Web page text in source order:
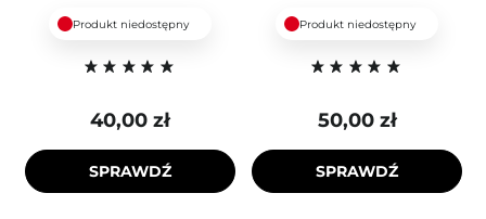
Produkt niedostępny
40,00 zł
SPRAWDŹ
Produkt niedostępny
50,00 zł
SPRAWDŹ